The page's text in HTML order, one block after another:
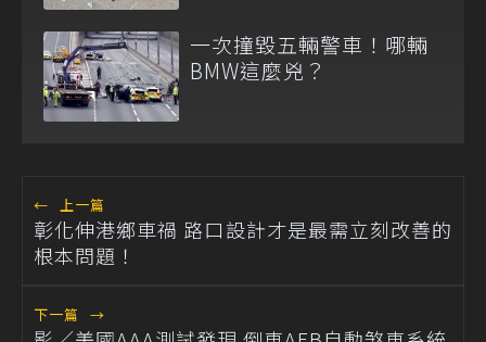
一次撞毀五輛警車！哪輛
BMW這麼兇？
← 上一篇
彰化伸港鄉車禍 路口設計才是最需立刻改善的
根本問題！
下一篇 →